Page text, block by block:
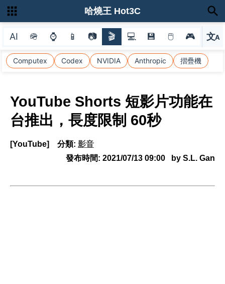
AI 🪖 ⌚ 📱 📷 🎬 💻 💾 🖱 🎮 文A
選
Computex Codex NVIDIA Anthropic 摺疊機
哈燒王 Hot3C
YouTube Shorts 短影片功能在
台推出，長度限制 60秒
[YouTube] 分類: 影音
發布時間: 2021/07/13 09:00 by S.L. Gan